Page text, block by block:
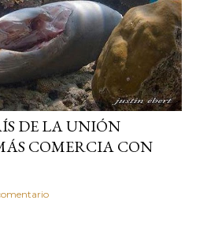
DE LA UNIÓN
COMERCIA CON